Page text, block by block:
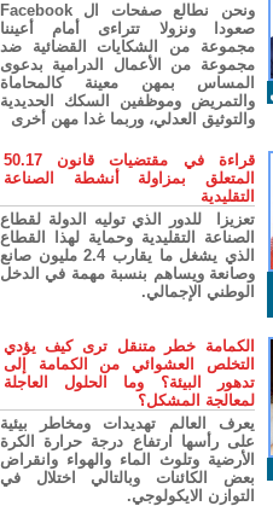
ونحن نطالع صفحات ال Facebook
صعودا ونزولا تتراءى أمام أعيننا
مجموعة من الشكايات القضائية ضد
مجموعة من الأعمال الدرامية بدعوى
المساس بمهن معينة كالمحاماة
والتمريض وموظفين السكك الحديدية
والتوثيق العدلي، وربما غدا مهن أخرى
قراءة في مقتضيات قانون 50.17
المتعلق بمزاولة أنشطة الصناعة
التقليدية
تعزيزا للدور الذي توليه الدولة لقطاع
الصناعة التقليدية وحماية لهذا القطاع
الذي يشغل ما يقارب 2.4 مليون صانع
وصانعة ويساهم بنسبة مهمة في الدخل
الوطني الإجمالي.
الكمامة خطر متنقل ترى كيف يؤدي
التخلص العشوائي من الكمامة إلى
تدهور البيئة؟ وما الحلول العاجلة
لمعالجة المشكل؟
يعرف العالم تهديدات ومخاطر بيئية
على رأسها ارتفاع درجة حرارة الكرة
الأرضية وتلوث الماء والهواء وانقراض
بعض الكائنات وبالتالي اختلال في
التوازن الايكولوجي.